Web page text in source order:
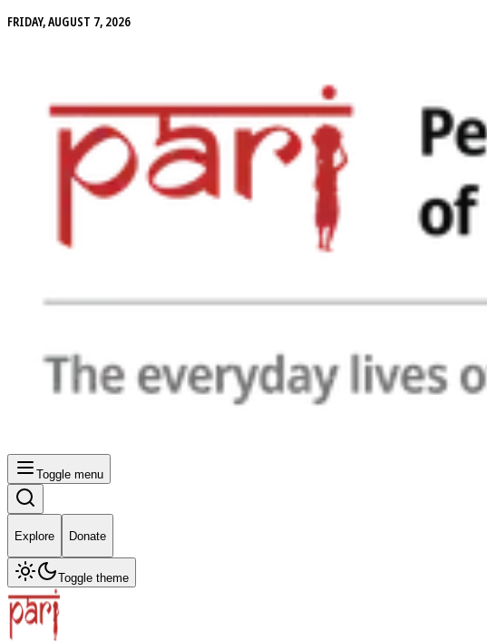
FRIDAY, AUGUST 7, 2026
Toggle menu
Explore Donate
Toggle theme